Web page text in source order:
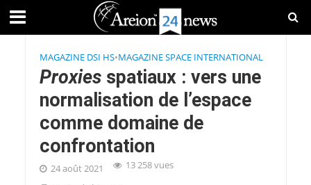
MAGAZINE DSI HS•MAGAZINE SPACE INTERNATIONAL
Proxiesspatiaux : vers une
normalisation de l’espace
comme domaine de
confrontation
24 août 2021
13 258 vues